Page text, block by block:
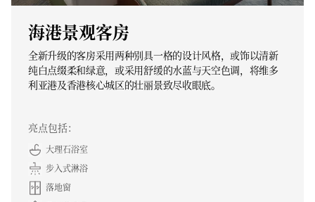
海港景观客房
全新升级的客房采用两种别具一格的设计风格，或饰以清新
纯白点缀柔和绿意，或采用舒缓的水蓝与天空色调，将维多
利亚港及香港核心城区的壮丽景致尽收眼底。
亮点包括：
大理石浴室
步入式淋浴
落地窗